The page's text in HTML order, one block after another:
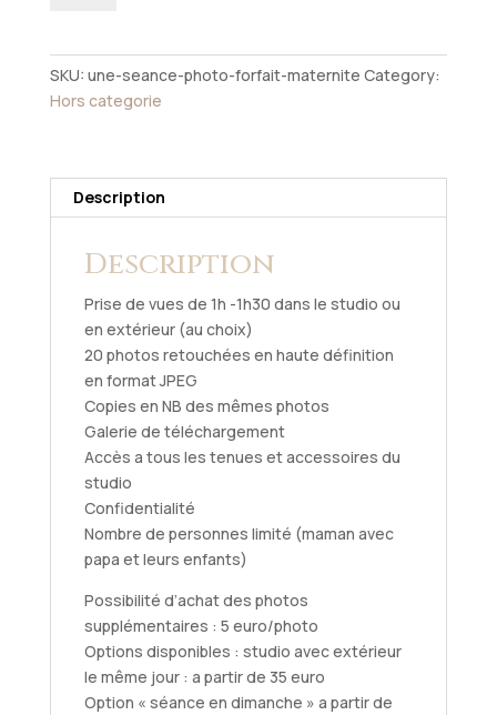
"Maternité"
SKU: une-seance-photo-forfait-maternite Category:
Hors categorie
Description
Description
Prise de vues de 1h -1h30 dans le studio ou
en extérieur (au choix)
20 photos retouchées en haute définition
en format JPEG
Copies en NB des mêmes photos
Galerie de téléchargement
Accès a tous les tenues et accessoires du
studio
Confidentialité
Nombre de personnes limité (maman avec
papa et leurs enfants)
Possibilité d’achat des photos
supplémentaires : 5 euro/photo
Options disponibles : studio avec extérieur
le même jour : a partir de 35 euro
Option « séance en dimanche » a partir de